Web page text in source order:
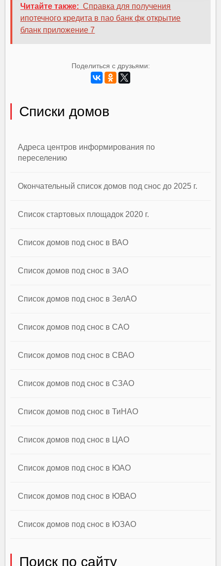
Читайте также: Справка для получения
ипотечного кредита в пао банк фк открытие
бланк приложение 7
Поделиться с друзьями:
Списки домов
Адреса центров информирования по
переселению
Окончательный список домов под снос до 2025 г.
Список стартовых площадок 2020 г.
Список домов под снос в ВАО
Список домов под снос в ЗАО
Список домов под снос в ЗелАО
Список домов под снос в САО
Список домов под снос в СВАО
Список домов под снос в СЗАО
Список домов под снос в ТиНАО
Список домов под снос в ЦАО
Список домов под снос в ЮАО
Список домов под снос в ЮВАО
Список домов под снос в ЮЗАО
Поиск по сайту